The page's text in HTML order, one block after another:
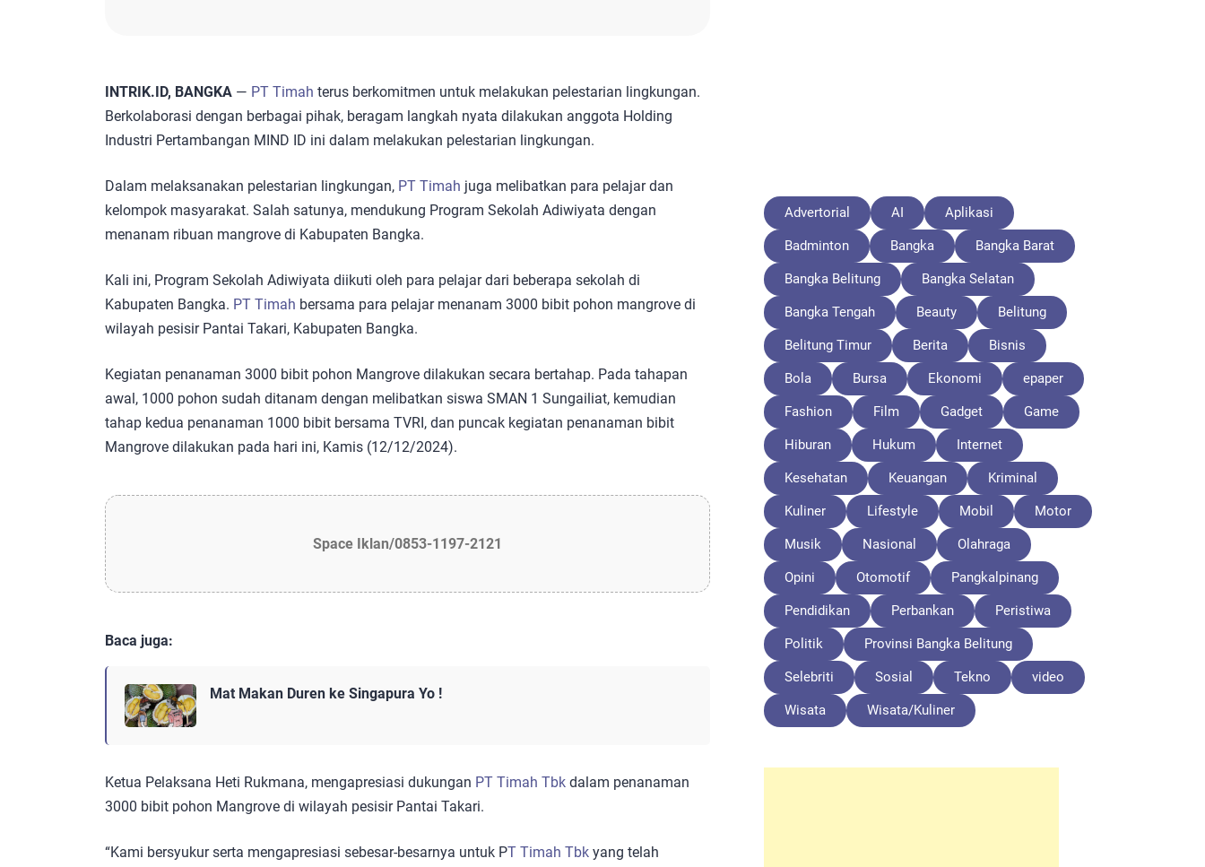
INTRIK.ID, BANGKA — PT Timah terus berkomitmen untuk melakukan pelestarian lingkungan.
Berkolaborasi dengan berbagai pihak, beragam langkah nyata dilakukan anggota Holding
Industri Pertambangan MIND ID ini dalam melakukan pelestarian lingkungan.
Dalam melaksanakan pelestarian lingkungan, PT Timah juga melibatkan para pelajar dan
kelompok masyarakat. Salah satunya, mendukung Program Sekolah Adiwiyata dengan
menanam ribuan mangrove di Kabupaten Bangka.
Kali ini, Program Sekolah Adiwiyata diikuti oleh para pelajar dari beberapa sekolah di
Kabupaten Bangka. PT Timah bersama para pelajar menanam 3000 bibit pohon mangrove di
wilayah pesisir Pantai Takari, Kabupaten Bangka.
Kegiatan penanaman 3000 bibit pohon Mangrove dilakukan secara bertahap. Pada tahapan
awal, 1000 pohon sudah ditanam dengan melibatkan siswa SMAN 1 Sungailiat, kemudian
tahap kedua penanaman 1000 bibit bersama TVRI, dan puncak kegiatan penanaman bibit
Mangrove dilakukan pada hari ini, Kamis (12/12/2024).
Space Iklan/0853-1197-2121
Baca juga:
Mat Makan Duren ke Singapura Yo !
Ketua Pelaksana Heti Rukmana, mengapresiasi dukungan PT Timah Tbk dalam penanaman
3000 bibit pohon Mangrove di wilayah pesisir Pantai Takari.
“Kami bersyukur serta mengapresiasi sebesar-besarnya untuk PT Timah Tbk yang telah
Advertorial AI Aplikasi
Badminton Bangka Bangka Barat
Bangka Belitung Bangka Selatan
Bangka Tengah Beauty Belitung
Belitung Timur Berita Bisnis
Bola Bursa Ekonomi epaper
Fashion Film Gadget Game
Hiburan Hukum Internet
Kesehatan Keuangan Kriminal
Kuliner Lifestyle Mobil Motor
Musik Nasional Olahraga
Opini Otomotif Pangkalpinang
Pendidikan Perbankan Peristiwa
Politik Provinsi Bangka Belitung
Selebriti Sosial Tekno video
Wisata Wisata/Kuliner